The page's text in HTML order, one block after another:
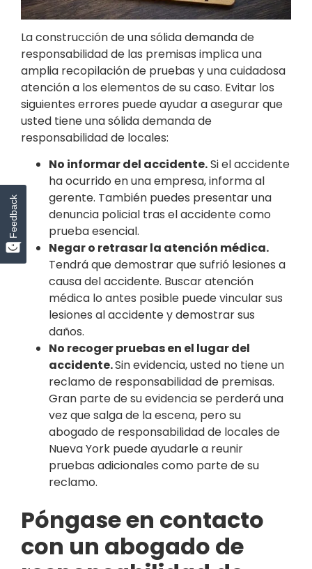
La construcción de una sólida demanda de
responsabilidad de las premisas implica una
amplia recopilación de pruebas y una cuidadosa
atención a los elementos de su caso. Evitar los
siguientes errores puede ayudar a asegurar que
usted tiene una sólida demanda de
responsabilidad de locales:
No informar del accidente.Si el accidente
ha ocurrido en una empresa, informa al
gerente. También puedes presentar una
denuncia policial tras el accidente como
prueba esencial.
Negar o retrasar la atención médica.
Tendrá que demostrar que sufrió lesiones a
causa del accidente. Buscar atención
médica lo antes posible puede vincular sus
lesiones al accidente y demostrar sus
daños.
No recoger pruebas en el lugar del
accidente.Sin evidencia, usted no tiene un
reclamo de responsabilidad de premisas.
Gran parte de su evidencia se perderá una
vez que salga de la escena, pero su
abogado de responsabilidad de locales de
Nueva York puede ayudarle a reunir
pruebas adicionales como parte de su
reclamo.
Póngase en contacto
con un abogado de
Feedback